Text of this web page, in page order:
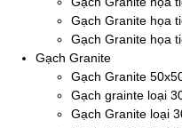
Gạch Granite họa
Gạch Granite họa
Gạch Granite
Gạch Granite
Gạch grainte loại
Gạch Granite loại